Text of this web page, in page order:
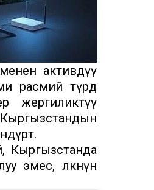
активдүү
расмий түрдө
жергиликтүү
Кыргызстанда
эмес, өлкөнүн